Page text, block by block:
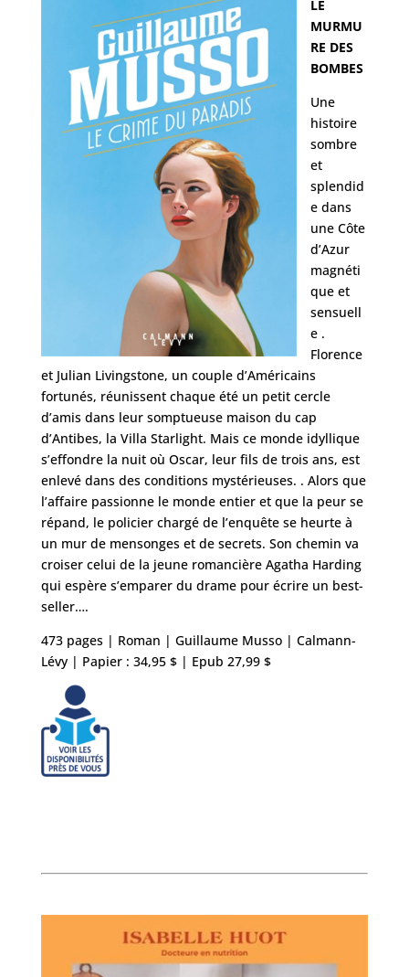
LE
MURMU
RE DES
BOMBES
Une
histoire
sombre
et
splendid
e dans
une Côte
d’Azur
magnéti
que et
sensuell
e .
Florence
et Julian Livingstone, un couple d’Américains
fortunés, réunissent chaque été un petit cercle
d’amis dans leur somptueuse maison du cap
d’Antibes, la Villa Starlight. Mais ce monde idyllique
s’effondre la nuit où Oscar, leur fils de trois ans, est
enlevé dans des conditions mystérieuses. . Alors que
l’affaire passionne le monde entier et que la peur se
répand, le policier chargé de l’enquête se heurte à
un mur de mensonges et de secrets. Son chemin va
croiser celui de la jeune romancière Agatha Harding
qui espère s’emparer du drame pour écrire un best-
seller….
473 pages | Roman | Guillaume Musso | Calmann-
Lévy | Papier : 34,95 $ | Epub 27,99 $